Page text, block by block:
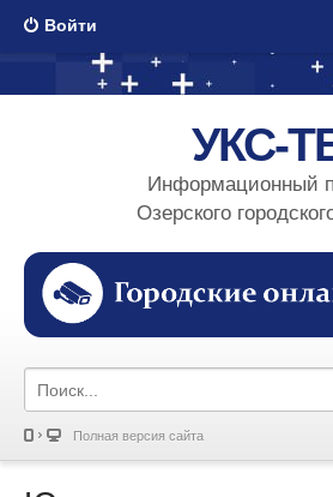
Войти
УКС-
Информационный
Озерского
Полная версия сайта